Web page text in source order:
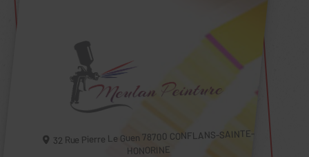
32 Rue Pierre Le Guen 78700 CONFLANS-SAINTE-
HONORINE